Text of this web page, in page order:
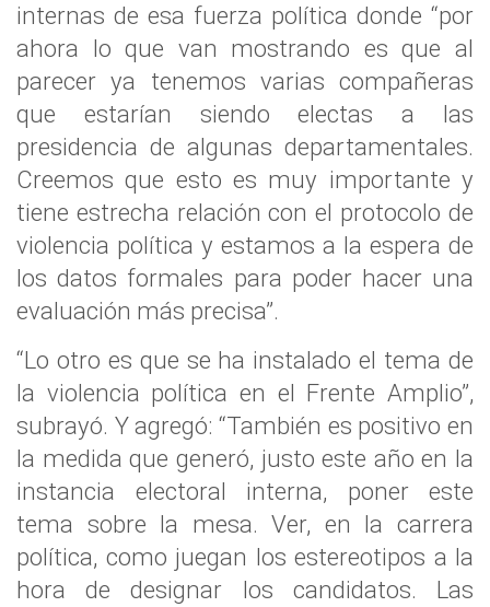
internas de esa fuerza política donde “por
ahora lo que van mostrando es que al
parecer ya tenemos varias compañeras
que estarían siendo electas a las
presidencia de algunas departamentales.
Creemos que esto es muy importante y
tiene estrecha relación con el protocolo de
violencia política y estamos a la espera de
los datos formales para poder hacer una
evaluación más precisa”.
“Lo otro es que se ha instalado el tema de
la violencia política en el Frente Amplio”,
subrayó. Y agregó: “También es positivo en
la medida que generó, justo este año en la
instancia electoral interna, poner este
tema sobre la mesa. Ver, en la carrera
política, como juegan los estereotipos a la
hora de designar los candidatos. Las